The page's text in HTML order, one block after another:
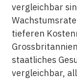
vergleichbar
tieferen
staatliches
vergleichbar,